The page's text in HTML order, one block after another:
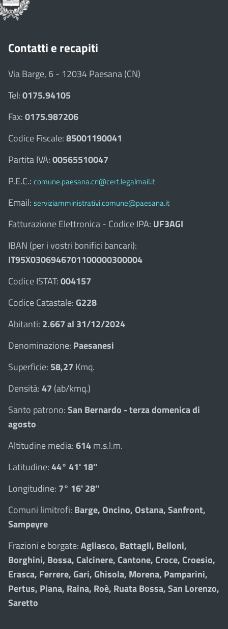
Contatti e recapiti
Via Barge, 6 - 12034 Paesana (CN)
Tel:0175.94105
Fax:0175.987206
Codice Fiscale:85001190041
Partita IVA:00565510047
P.E.C.: comune.paesana.cn@cert.legalmail.it
Email: serviziamministrativi.comune@paesana.it
Fatturazione Elettronica - Codice IPA: UF3AGI
IBAN (per i vostri bonifici bancari):
IT95X0306946701100000300004
Codice ISTAT:004157
Codice Catastale:G228
Abitanti: 2.667 al 31/12/2024
Denominazione: Paesanesi
Superficie: 58,27 Kmq.
Densità:47 (ab/kmq.)
Santo patrono:San Bernardo - terza domenica di
agosto
Altitudine media:614m.s.l.m.
Latitudine:44° 41' 18''
Longitudine: 7° 16' 28''
Comuni limitrofi: Barge, Oncino, Ostana, Sanfront,
Sampeyre
Frazioni e borgate:Agliasco, Battagli, Belloni,
Borghini, Bossa, Calcinere, Cantone, Croce, Croesio,
Erasca, Ferrere, Gari, Ghisola, Morena, Pamparini,
Pertus, Piana, Raina, Roè, Ruata Bossa, San Lorenzo,
Saretto